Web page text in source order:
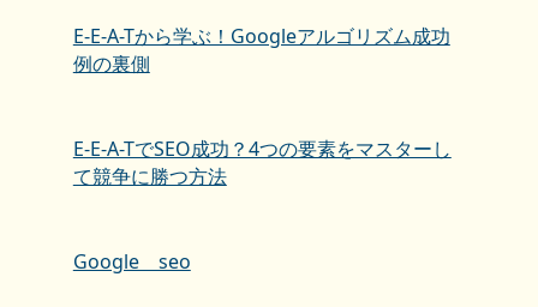
E-E-A-Tから学ぶ！Googleアルゴリズム成功
例の裏側
E-E-A-TでSEO成功？4つの要素をマスターし
て競争に勝つ方法
Google seo